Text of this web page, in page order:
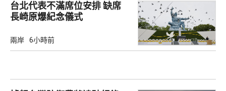
台北代表不滿席位安排 缺席
長崎原爆紀念儀式
兩岸 6小時前